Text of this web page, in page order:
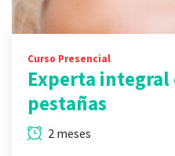
Curso Presencial
Experta integral
pestañas
2 meses